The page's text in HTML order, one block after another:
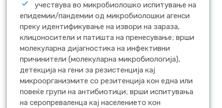
учествува во микробиолошко испитување на
епидемии/пандемии од микробиолошки агенси
преку идентификување на извори на зараза,
клицоносители и патишта на пренесување; врши
молекуларна дијагностика на инфективни
причинители (молекуларна микробиологија),
детекција на гени за резистенција кај
микроорганизмите со резитенција кон една или
повеќе групи на антибиотици; врши испитувања
на серопреваленца кај населението кон